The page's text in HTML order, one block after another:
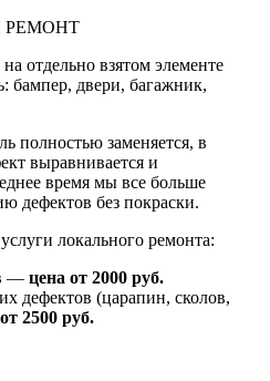
РЕМОНТ
отдельно взятом элементе
бампер, двери, багажник,
полностью заменяется, в
выравнивается и
время мы все больше
дефектов без покраски.
локального ремонта:
— цена от 2000 руб.
дефектов (царапин, сколов,
2500 руб.